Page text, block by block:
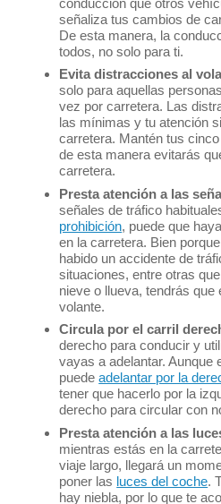
señaliza tus cambios de
De esta manera, la
todos, no solo para ti.
Evita distracciones al
solo para aquellas
vez por carretera. Las
las mínimas y tu atención
carretera. Mantén tus
de esta manera evitarás
carretera.
Presta atención a las
señales de tráfico
prohibición, puede que
en la carretera. Bien
habido un accidente de
situaciones, entre otras
nieve o llueva, tendrás
volante.
Circula por el carril
derecho para conducir y
vayas a adelantar. Aunque
puedeadelantar por la
tener que hacerlo por la
derecho para circular con
Presta atención a las
mientras estás en la
viaje largo, llegará un
poner las luces del coche.
hay niebla, por lo que te